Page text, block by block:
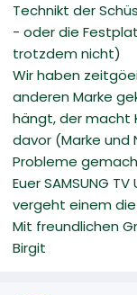
Technikt der
- oder die
trotzdem nicht)
Wir haben
anderen Marke
hängt, der macht
davor (Marke und
Probleme
Euer SAMSUNG
vergeht einem
Mit freundlichen
Birgit